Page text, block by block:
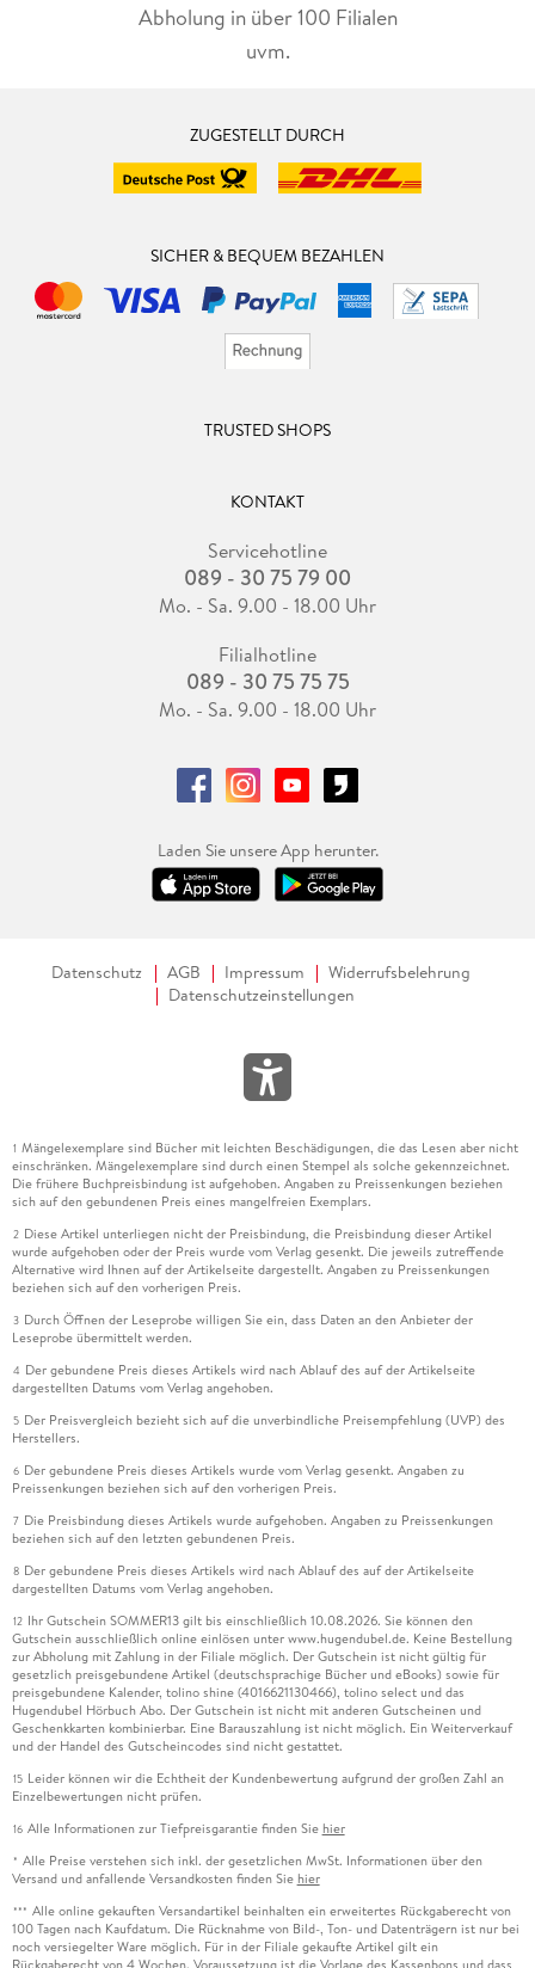
Abholung in über 100 Filialen
uvm.
ZUGESTELLT DURCH
SICHER & BEQUEM BEZAHLEN
TRUSTED SHOPS
KONTAKT
Servicehotline
089 - 30 75 79 00
Mo. - Sa. 9.00 - 18.00 Uhr
Filialhotline
089 - 30 75 75 75
Mo. - Sa. 9.00 - 18.00 Uhr
Laden Sie unsere App herunter.
Datenschutz AGB Impressum
Widerrufsbelehrung
Datenschutzeinstellungen
1 Mängelexemplare sind Bücher mit leichten Beschädigungen, die das Lesen aber nicht
einschränken. Mängelexemplare sind durch einen Stempel als solche gekennzeichnet.
Die frühere Buchpreisbindung ist aufgehoben. Angaben zu Preissenkungen beziehen
sich auf den gebundenen Preis eines mangelfreien Exemplars.
2 Diese Artikel unterliegen nicht der Preisbindung, die Preisbindung dieser Artikel
wurde aufgehoben oder der Preis wurde vom Verlag gesenkt. Die jeweils zutreffende
Alternative wird Ihnen auf der Artikelseite dargestellt. Angaben zu Preissenkungen
beziehen sich auf den vorherigen Preis.
3 Durch Öffnen der Leseprobe willigen Sie ein, dass Daten an den Anbieter der
Leseprobe übermittelt werden.
4 Der gebundene Preis dieses Artikels wird nach Ablauf des auf der Artikelseite
dargestellten Datums vom Verlag angehoben.
5 Der Preisvergleich bezieht sich auf die unverbindliche Preisempfehlung (UVP) des
Herstellers.
6 Der gebundene Preis dieses Artikels wurde vom Verlag gesenkt. Angaben zu
Preissenkungen beziehen sich auf den vorherigen Preis.
7 Die Preisbindung dieses Artikels wurde aufgehoben. Angaben zu Preissenkungen
beziehen sich auf den letzten gebundenen Preis.
8 Der gebundene Preis dieses Artikels wird nach Ablauf des auf der Artikelseite
dargestellten Datums vom Verlag angehoben.
12 Ihr Gutschein SOMMER13 gilt bis einschließlich 10.08.2026. Sie können den
Gutschein ausschließlich online einlösen unter www.hugendubel.de. Keine Bestellung
zur Abholung mit Zahlung in der Filiale möglich. Der Gutschein ist nicht gültig für
gesetzlich preisgebundene Artikel (deutschsprachige Bücher und eBooks) sowie für
preisgebundene Kalender, tolino shine (4016621130466), tolino select und das
Hugendubel Hörbuch Abo. Der Gutschein ist nicht mit anderen Gutscheinen und
Geschenkkarten kombinierbar. Eine Barauszahlung ist nicht möglich. Ein Weiterverkauf
und der Handel des Gutscheincodes sind nicht gestattet.
15 Leider können wir die Echtheit der Kundenbewertung aufgrund der großen Zahl an
Einzelbewertungen nicht prüfen.
16 Alle Informationen zur Tiefpreisgarantie finden Sie hier
* Alle Preise verstehen sich inkl. der gesetzlichen MwSt. Informationen über den
Versand und anfallende Versandkosten finden Sie hier
*** Alle online gekauften Versandartikel beinhalten ein erweitertes Rückgaberecht von
100 Tagen nach Kaufdatum. Die Rücknahme von Bild-, Ton- und Datenträgern ist nur bei
noch versiegelter Ware möglich. Für in der Filiale gekaufte Artikel gilt ein